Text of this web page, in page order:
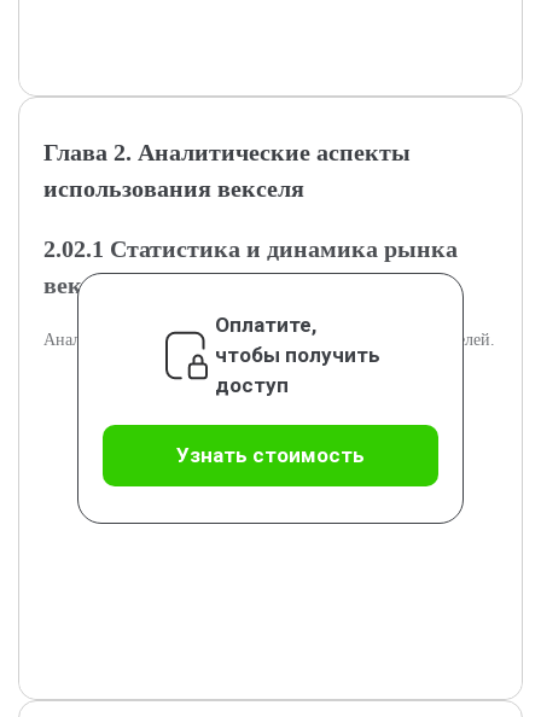
Глава 2. Аналитические аспекты
использования векселя
2.02.1 Статистика и динамика рынка
векселей
Анализ статистических данных и тенденций рынка векселей.
Оплатите,
чтобы получить
доступ
Узнать стоимость